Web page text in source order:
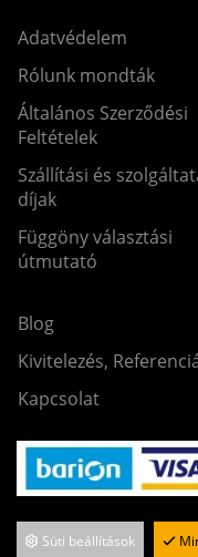
Adatvédelem
Rólunk mondták
Általános Szerződési
Feltételek
Szállítási és
díjak
Függöny választási
útmutató
Blog
Kivitelezés,
Kapcsolat
Süti beállítások